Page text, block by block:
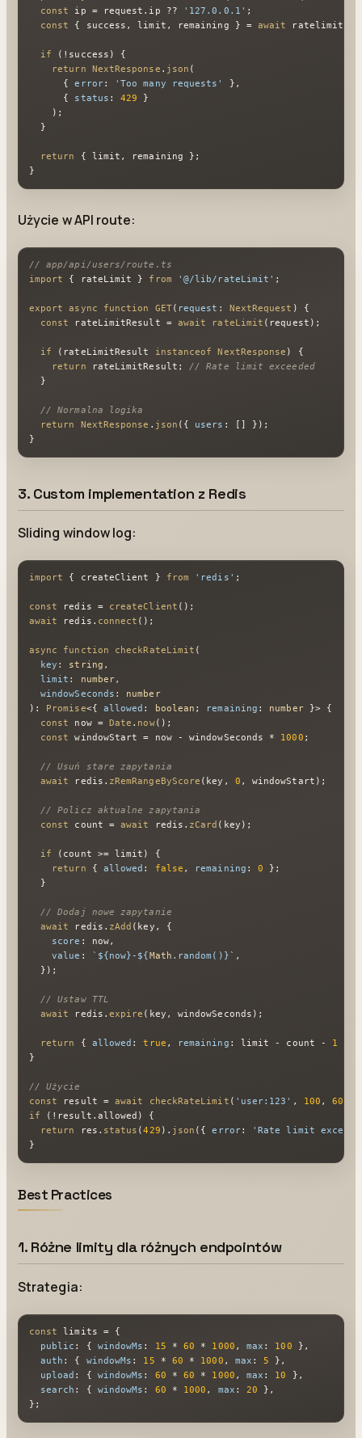
const
ip = request. ip ?? '127.0.0.1' ;
const
{ success, limit, remaining } = await ratelimit.
if (!success) {
return
NextResponse . json (
      {
error: 'Too many requests'
},
      {
status : 429
}
    );
  }
return
{ limit, remaining };
}
Użycie w API route:
// app/api/users/route.ts
import { rateLimit } from '@/lib/rateLimit' ;
export async function GET( request : NextRequest ) {
const
rateLimitResult = await rateLimit (request);
if (rateLimitResult instanceof NextResponse ) {
return rateLimitResult; // Rate limit exceeded
  }
// Normalna logika
return
NextResponse . json ({ users : [] });
}
3. Custom implementation z Redis
Sliding window log:
import { createClient } from 'redis' ;
const redis = createClient
await redis. connect ();
async function checkRateLimit (
key : string ,
limit : number,
windowSeconds : number
):
Promise<{ allowed : boolean ; remaining : number }> {
const
now = Date . now();
const
windowStart = now - windowSeconds * 1000 ;
// Usuń stare zapytania
await
redis. zRemRangeByScore (key, 0 , windowStart);
// Policz aktualne zapytania
const
count = await redis. zCard (key);
if (count >= limit) {
return { allowed : false , remaining : 0 };
  }
// Dodaj nowe zapytanie
await
redis. zAdd (key, {
score : now,
value : ` ${now} - ${ Math .random()} ` ,
  });
// Ustaw TTL
await
redis. expire (key, windowSeconds);
return { allowed : true , remaining : limit - count - 1
}
// Użycie
const result = await checkRateLimit ( 'user:123' , 100 , 60
if (!result. allowed ) {
return
res. status (429 ). json ({ error:
'Rate limit
}
Best Practices
1. Różne limity dla różnych endpointów
Strategia:
const limits = {
public : { windowMs : 15 * 60 * 1000 , max : 100 },
auth : { windowMs : 15 * 60 * 1000 , max : 5 },
upload : { windowMs : 60 * 60 * 1000 , max : 10
},
search : { windowMs : 60 * 1000 , max : 20 },
};